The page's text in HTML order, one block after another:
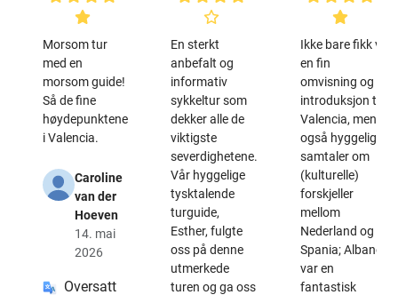
Morsom tur
med en
morsom guide!
Så de fine
høydepunktene
i Valencia.
Caroline
van der
Hoeven
14. mai
2026
Oversatt
En sterkt
anbefalt og
informativ
sykkeltur som
dekker alle de
viktigste
severdighetene.
Vår hyggelige
tysktalende
turguide,
Esther, fulgte
oss på denne
utmerkede
turen og ga oss
Ikke bare fikk vi
en fin
omvisning og
introduksjon til
Valencia, men
også hyggelige
samtaler om
(kulturelle)
forskjeller
mellom
Nederland og
Spania; Albano
var en
fantastisk